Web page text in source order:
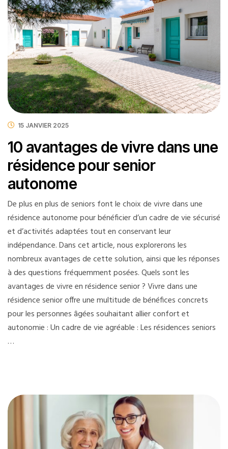
15 JANVIER 2025
10 avantages de vivre dans une
résidence pour senior
autonome
De plus en plus de seniors font le choix de vivre dans une
résidence autonome pour bénéficier d’un cadre de vie sécurisé
et d’activités adaptées tout en conservant leur
indépendance. Dans cet article, nous explorerons les
nombreux avantages de cette solution, ainsi que les réponses
à des questions fréquemment posées. Quels sont les
avantages de vivre en résidence senior ? Vivre dans une
résidence senior offre une multitude de bénéfices concrets
pour les personnes âgées souhaitant allier confort et
autonomie : Un cadre de vie agréable : Les résidences seniors
…